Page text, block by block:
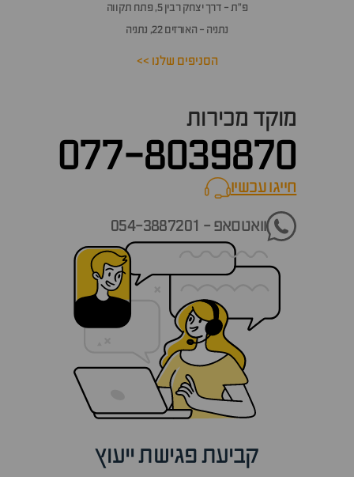
פ״ת - דרך יצחק רבין 5, פתח תקווה
נתניה - האורזים 22, נתניה
הסניפים שלנו >>
מוקד מכירות
077-8039870
חייגו עכשיוcall now
וואטסאפ - 054-3887201
קביעת פגישת ייעוץ